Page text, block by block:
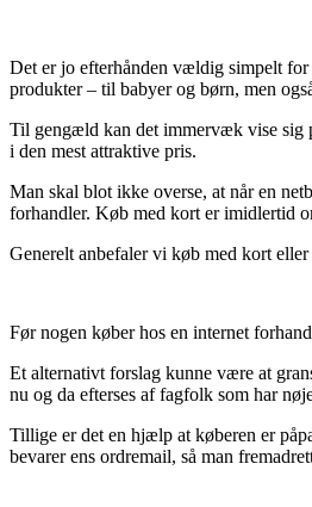
Det er jo efterhånden vældig simpelt for
produkter – til babyer og børn, men
Til gengæld kan det immervæk vise sig
i den mest attraktive pris.
Man skal blot ikke overse, at når en
forhandler. Køb med kort er imidlertid
Generelt anbefaler vi køb med kort
Før nogen køber hos en internet
Et alternativt forslag kunne være at
nu og da efterses af fagfolk som har
Tillige er det en hjælp at køberen er
bevarer ens ordremail, så man